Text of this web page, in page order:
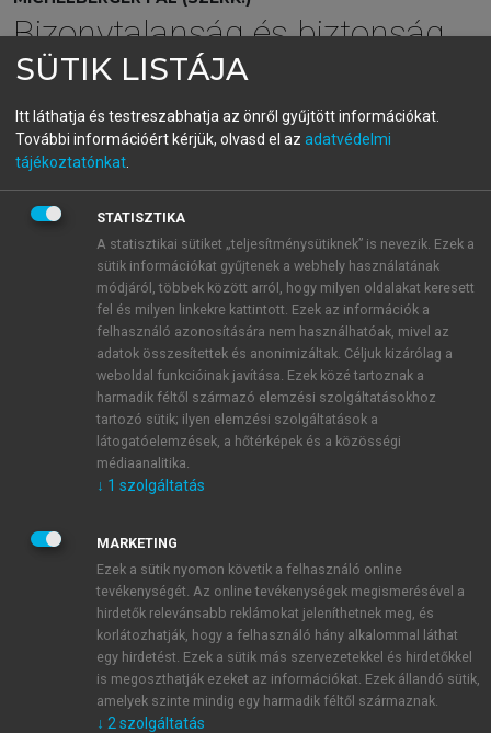
Bizonytalanság és biztonság
Fejezetek a mérnöki kockázatmenedzsmentből
menu_book OLVASÁS
3.4. Iparbiztonsági szabályozás
szerinti besorolás
A 219/2011. (X. 20.) Korm. rendelet szerinti
felosztásban a nátrium-azid mint a technológiai
folyamat veszélyességét alapjaiban meghatározó
vegyület az akut mérgező kategóriához tartozó
vegyületként van nevesítve. Mint ilyennek a
jogszabály alapján az alsó és felső határértékeit 5,
illetve 20 tonnában rögzítették.
biztonsági dokumentációjában meg kell adni az
anyag mindazon jellemzőit, amelyek alapján
nemzetközileg elfogadott módon egyértelműen
azonosítható az anyag (CAS-szám, szükség szerint
IUPAC név, kereskedelmi megnevezés, empirikus
formula), továbbá el kell végezni a rendelet szerinti
veszélyességi osztályba sorolását.
Jellemezni kell fizikai, kémiai, toxikológiai és
SÜTIK LISTÁJA
Itt láthatja és testreszabhatja az önről gyűjtött információkat.
További információért kérjük, olvasd el az adatvédelmi
tájékoztatónkat
STATISZTIKA
A statisztikai sütiket „teljesítménysütiknek” is nevezik. Ezek a
sütik információkat gyűjtenek a webhely használatának
módjáról, többek között arról, hogy milyen oldalakat keresett
fel és milyen linkekre kattintott. Ezek az információk a
felhasználó azonosítására nem használhatóak, mivel az
adatok összesítettek és anonimizáltak. Céljuk kizárólag a
weboldal funkcióinak javítása. Ezek közé tartoznak a
harmadik féltől származó elemzési szolgáltatásokhoz
tartozó sütik; ilyen elemzési szolgáltatások a
látogatóelemzések, a hőtérképek és a közösségi
médiaanalitika.
↓ 1 szolgáltatás
MARKETING
Ezek a sütik nyomon követik a felhasználó online
tevékenységét. Az online tevékenységek megismerésével a
hirdetők relevánsabb reklámokat jeleníthetnek meg, és
korlátozhatják, hogy a felhasználó hány alkalommal láthat
egy hirdetést. Ezek a sütik más szervezetekkel és hirdetőkkel
is megoszthatják ezeket az információkat. Ezek állandó sütik,
amelyek szinte mindig egy harmadik féltől származnak.
↓ 2 szolgáltatás